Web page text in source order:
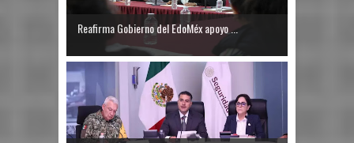
Reafirma Gobierno del EdoMéx apoyo ...